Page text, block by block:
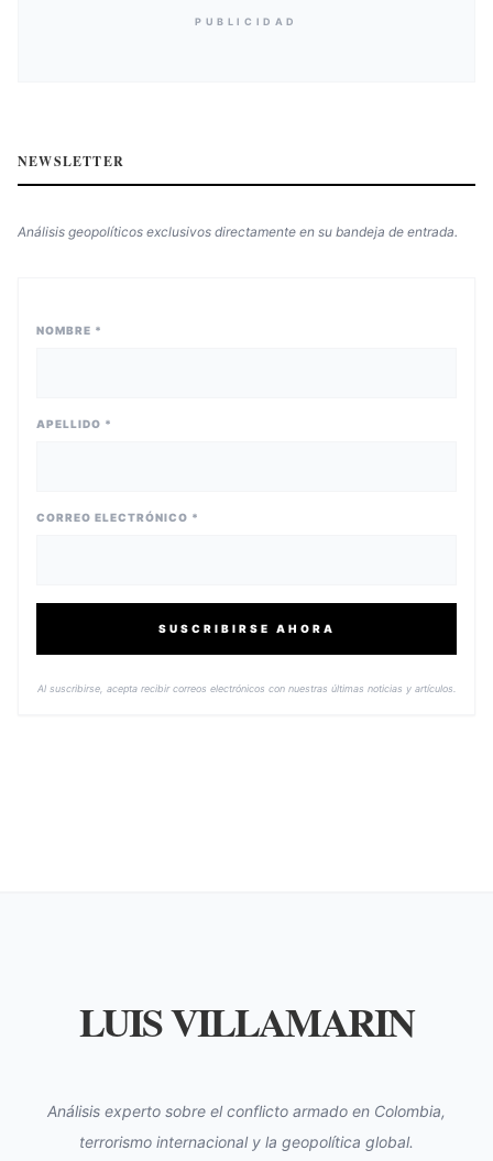
PUBLICIDAD
NEWSLETTER
Análisis geopolíticos exclusivos directamente en su bandeja de entrada.
NOMBRE *
APELLIDO *
CORREO ELECTRÓNICO *
SUSCRIBIRSE AHORA
Al suscribirse, acepta recibir correos electrónicos con nuestras últimas noticias y artículos.
LUIS VILLAMARIN
Análisis experto sobre el conflicto armado en Colombia,
terrorismo internacional y la geopolítica global.